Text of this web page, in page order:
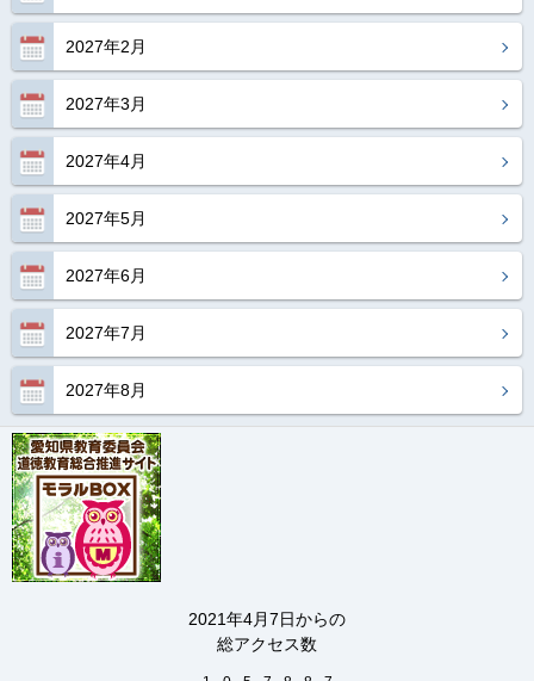
2027年2月
2027年3月
2027年4月
2027年5月
2027年6月
2027年7月
2027年8月
2021年4月7日からの
総アクセス数